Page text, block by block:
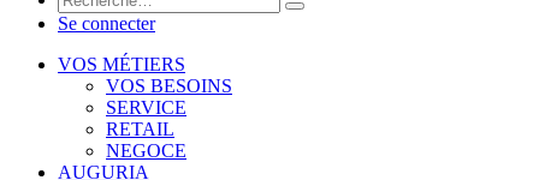
Se connecter
VOS MÉTIERS
VOS BESOINS
SERVICE
RETAIL
NEGOCE
AUGURIA